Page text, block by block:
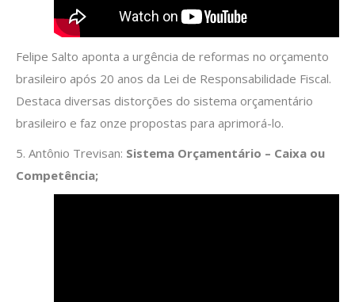
Felipe Salto aponta a urgência de reformas no orçamento
brasileiro após 20 anos da Lei de Responsabilidade Fiscal.
Destaca diversas distorções do sistema orçamentário
brasileiro e faz onze propostas para aprimorá-lo.
5. Antônio Trevisan: Sistema Orçamentário – Caixa ou
Competência;